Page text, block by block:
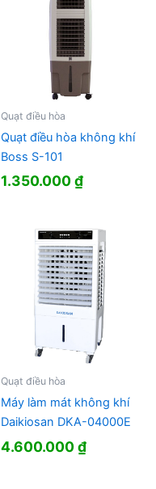
Quạt điều hòa
Quạt điều hòa không khí
Boss S-101
1.350.000₫
Quạt điều hòa
Máy làm mát không khí
Daikiosan DKA-04000E
4.600.000₫